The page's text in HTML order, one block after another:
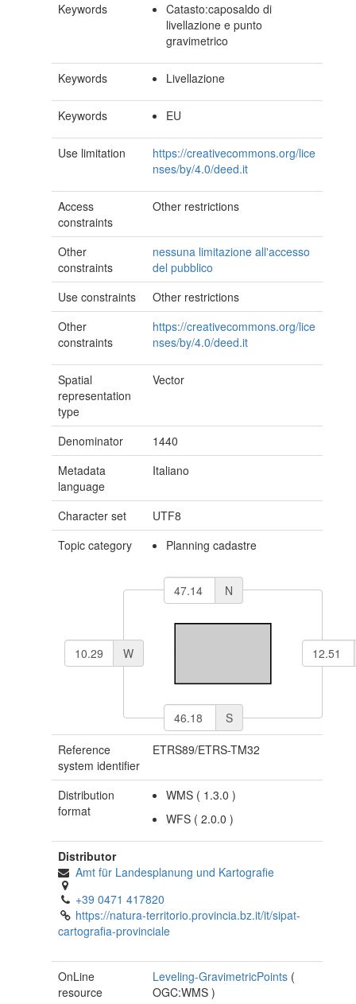
Keywords
Catasto:caposaldo di
livellazione e punto
gravimetrico
Keywords Livellazione
Keywords EU
Use limitation
https://creativecommons.org/lice
nses/by/4.0/deed.it
Access
constraints
Other restrictions
Other
constraints
nessuna limitazione all'accesso
del pubblico
Use constraints
Other restrictions
Other
constraints
https://creativecommons.org/lice
nses/by/4.0/deed.it
Spatial
representation
type
Vector
Denominator
1440
Metadata
language
Italiano
Character set
UTF8
Topic category
Planning cadastre
N
S
W
Reference
system identifier
ETRS89/ETRS-TM32
Distribution
format
WMS ( 1.3.0)
WFS (2.0.0)
Distributor
Amt für Landesplanung und Kartografie
+39 0471 417820
https://natura-territorio.provincia.bz.it/it/sipat-
cartografia-provinciale
OnLine
resource
Leveling-GravimetricPoints (
OGC:WMS)